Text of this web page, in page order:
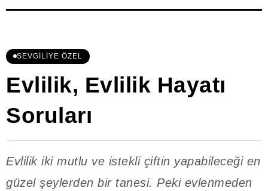
SEVGILIYE ÖZEL
Evlilik, Evlilik Hayatı
Soruları
Evlilik iki mutlu ve istekli çiftin yapabileceği en
güzel şeylerden bir tanesi. Peki evlenmeden